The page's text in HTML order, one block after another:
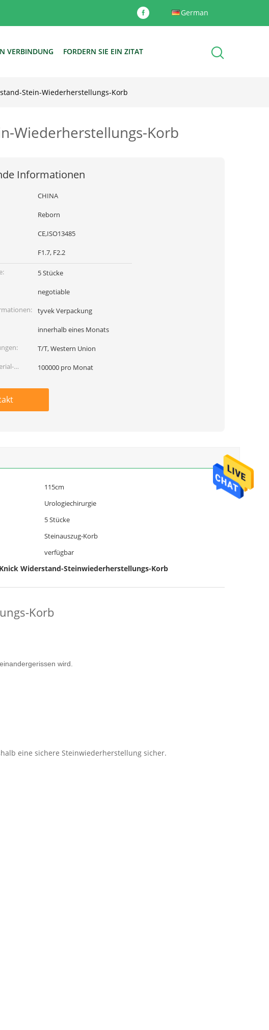
German
VERBINDUNG FORDERN SIE EIN ZITAT
Stein-Wiederherstellungs-Korb
Wiederherstellungs-Korb
Informationen
CHINA
Reborn
CE,ISO13485
F1.7, F2.2
5 Stücke
negotiable
tyvek Verpackung
innerhalb eines Monats
T/T, Western Union
100000 pro Monat
115cm
Urologiechirurgie
5 Stücke
Steinauszug-Korb
verfügbar
Knick Widerstand-Steinwiederherstellungs-Korb
Korb
wird.
eine sichere Steinwiederherstellung sicher.